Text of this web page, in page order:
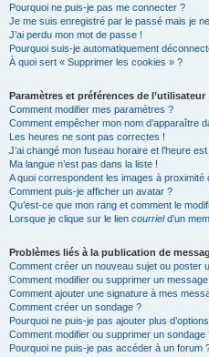
Pourquoi ne puis-je pas me connecter ?
Je me suis enregistré par le passé mais je
J’ai perdu mon mot de passe !
Pourquoi suis-je automatiquement
À quoi sert « Supprimer les cookies » ?
Paramètres et préférences de l’utilisateur
Comment modifier mes paramètres ?
Comment empêcher mon nom d’apparaître
Les heures ne sont pas correctes !
J’ai changé mon fuseau horaire et l’heure
Ma langue n’est pas dans la liste !
A quoi correspondent les images à proximité
Comment puis-je afficher un avatar ?
Qu’est-ce que mon rang et comment le
Lorsque je clique sur le lien courrield’un
Problèmes liés à la publication de
Comment créer un nouveau sujet ou poster
Comment modifier ou supprimer un
Comment ajouter une signature à mes
Comment créer un sondage ?
Pourquoi ne puis-je pas ajouter plus
Comment modifier ou supprimer un sondage
Pourquoi ne puis-je pas accéder à un forum